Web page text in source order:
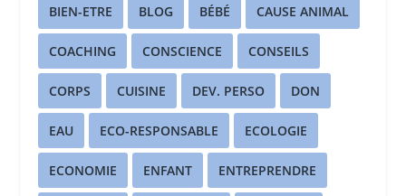
BIEN-ETRE BLOG BÉBÉ CAUSE ANIMAL
COACHING CONSCIENCE CONSEILS
CORPS CUISINE DEV. PERSO DON
EAU ECO-RESPONSABLE ECOLOGIE
ECONOMIE ENFANT ENTREPRENDRE